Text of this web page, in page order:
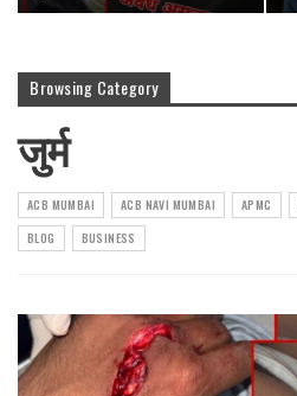
Browsing Category
जुर्म
ACB MUMBAI ACB NAVI MUMBAI APMC
BLOG
BUSINESS